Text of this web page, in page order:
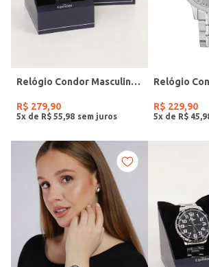
Relógio Condor Masculino PRETO
R$ 279,90
5x de R$ 55 98
R$ 229,90
5x de R$ 45